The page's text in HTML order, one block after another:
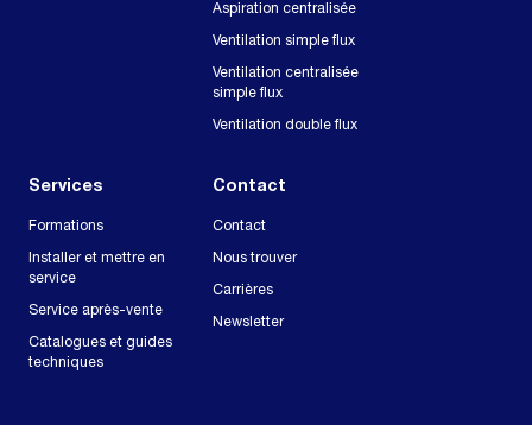
Aspiration centralisée
Ventilation simple flux
Ventilation centralisée
simple flux
Ventilation double flux
Services
Formations
Installer et mettre en
service
Service après-vente
Catalogues et guides
techniques
Contact
Contact
Nous trouver
Carrières
Newsletter